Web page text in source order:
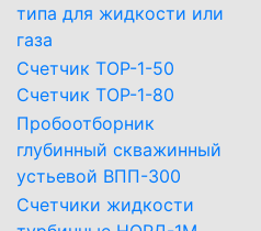
типа для жидкости или
газа
Счетчик ТОР-1-50
Счетчик ТОР-1-80
Пробоотборник
глубинный скважинный
устьевой ВПП-300
Счетчики жидкости